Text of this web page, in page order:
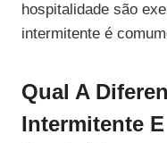
hospitalidade são
intermitente é
Qual A
Intermitente